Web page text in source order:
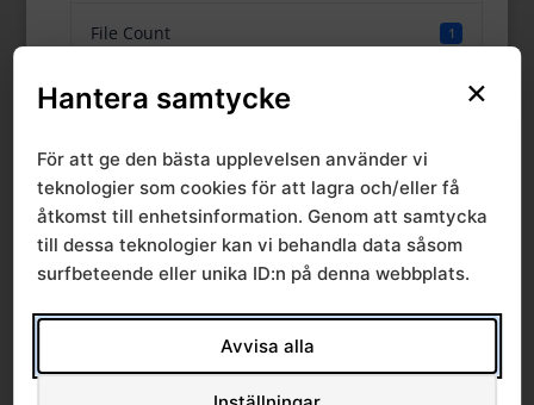
File Count 1
Create Date
Last Updated 14 december, 2023
Rapport 11:2013.
Övervakning av
exponering för
×
Hantera samtycke
För att ge den bästa upplevelsen använder vi
teknologier som cookies för att lagra och/eller få
åtkomst till enhetsinformation. Genom att samtycka
till dessa teknologier kan vi behandla data såsom
surfbeteende eller unika ID:n på denna webbplats.
Avvisa alla